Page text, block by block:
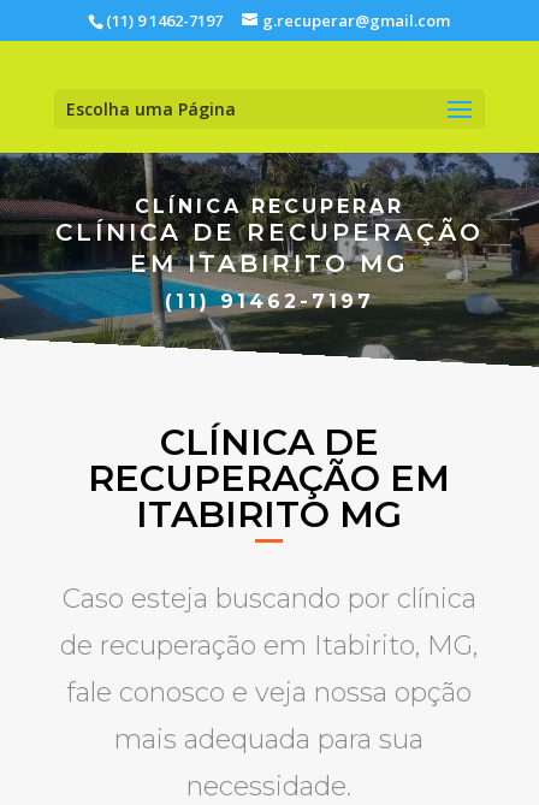
(11) 9 1462-7197 g.recuperar@gmail.com
Escolha uma Página
CLÍNICA RECUPERAR
CLÍNICA DE RECUPERAÇÃO
EM ITABIRITO MG
(11) 91462-7197
CLÍNICA DE
RECUPERAÇÃO EM
ITABIRITO MG
Caso esteja buscando por clínica
de recuperação em Itabirito, MG,
fale conosco e veja nossa opção
mais adequada para sua
necessidade.